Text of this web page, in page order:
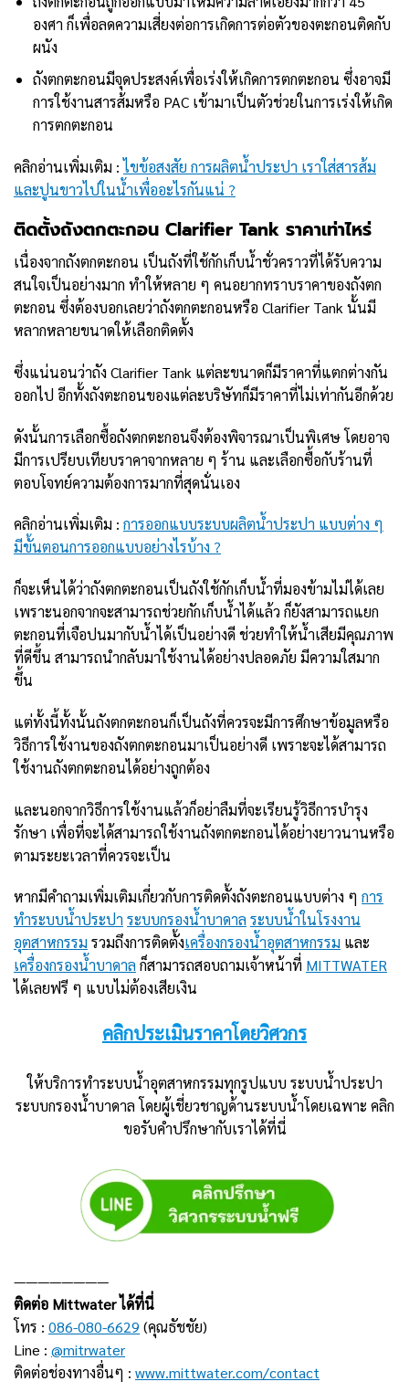
องศา ก็เพื่อลดความเสี่ยงต่อการเกิดการต่อตัวของตะกอนติดกับ
ผนัง
ถังตกตะกอนมีจุดประสงค์เพื่อเร่งให้เกิดการตกตะกอน ซึ่งอาจมี
การใช้งานสารส้มหรือ PAC เข้ามาเป็นตัวช่วยในการเร่งให้เกิด
การตกตะกอน
คลิกอ่านเพิ่มเติม :ไขข้อสงสัย การผลิตน้ำประปา เราใส่สารส้ม
และปูนขาวไปในน้ำเพื่ออะไรกันแน่ ?
ติดตั้งถังตกตะกอน Clarifier Tank ราคาเท่าไหร่
เนื่องจากถังตกตะกอน เป็นถังที่ใช้กักเก็บน้ำชั่วคราวที่ได้รับความ
สนใจเป็นอย่างมาก ทำให้หลาย ๆ คนอยากทราบราคาของถังตก
ตะกอน ซึ่งต้องบอกเลยว่าถังตกตะกอนหรือ Clarifier Tank นั้นมี
หลากหลายขนาดให้เลือกติดตั้ง
ซึ่งแน่นอนว่าถัง Clarifier Tank แต่ละขนาดก็มีราคาที่แตกต่างกัน
ออกไป อีกทั้งถังตะกอนของแต่ละบริษัทก็มีราคาที่ไม่เท่ากันอีกด้วย
ดังนั้นการเลือกซื้อถังตกตะกอนจึงต้องพิจารณาเป็นพิเศษ โดยอาจ
มีการเปรียบเทียบราคาจากหลาย ๆ ร้าน และเลือกซื้อกับร้านที่
ตอบโจทย์ความต้องการมากที่สุดนั่นเอง
คลิกอ่านเพิ่มเติม : การออกแบบระบบผลิตน้ำประปา แบบต่าง ๆ
มีขั้นตอนการออกแบบอย่างไรบ้าง ?
ก็จะเห็นได้ว่าถังตกตะกอนเป็นถังใช้กักเก็บน้ำที่มองข้ามไม่ได้เลย
เพราะนอกจากจะสามารถช่วยกักเก็บน้ำได้แล้ว ก็ยังสามารถแยก
ตะกอนที่เจือปนมากับน้ำได้เป็นอย่างดี ช่วยทำให้น้ำเสียมีคุณภาพ
ที่ดีขึ้น สามารถนำกลับมาใช้งานได้อย่างปลอดภัย มีความใสมาก
ขึ้น
แต่ทั้งนี้ทั้งนั้นถังตกตะกอนก็เป็นถังที่ควรจะมีการศึกษาข้อมูลหรือ
วิธีการใช้งานของถังตกตะกอนมาเป็นอย่างดี เพราะจะได้สามารถ
ใช้งานถังตกตะกอนได้อย่างถูกต้อง
และนอกจากวิธีการใช้งานแล้วก็อย่าลืมที่จะเรียนรู้วิธีการบำรุง
รักษา เพื่อที่จะได้สามารถใช้งานถังตกตะกอนได้อย่างยาวนานหรือ
ตามระยะเวลาที่ควรจะเป็น
หากมีคำถามเพิ่มเติมเกี่ยวกับการติดตั้งถังตะกอนแบบต่าง ๆ การ
ทำระบบน้ำประปา ระบบกรองน้ำบาดาล ระบบน้ำในโรงงาน
อุตสาหกรรม รวมถึงการติดตั้งเครื่องกรองน้ำอุตสาหกรรม และ
เครื่องกรองน้ำบาดาล ก็สามารถสอบถามเจ้าหน้าที่ MITTWATER
ได้เลยฟรี ๆ แบบไม่ต้องเสียเงิน
คลิกประเมินราคาโดยวิศวกร
ให้บริการทำระบบน้ำอุตสาหกรรมทุกรูปแบบ ระบบน้ำประปา
ระบบกรองน้ำบาดาล โดยผู้เชี่ยวชาญด้านระบบน้ำโดยเฉพาะ คลิก
ขอรับคำปรึกษากับเราได้ที่นี่
————————
ติดต่อ Mittwater ได้ที่นี่
โทร : 086-080-6629 (คุณธัชชัย)
Line : @mitrwater
ติดต่อช่องทางอื่นๆ : www.mittwater.com/contact